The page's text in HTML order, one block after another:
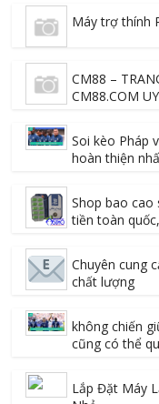
Máy trợ thính
CM88 –
CM88.COM
Soi kèo Pháp
hoàn thiện
Shop bao cao
tiền toàn
Chuyên cung
chất lượng
không chiến
cũng có thể
Lắp Đặt Máy